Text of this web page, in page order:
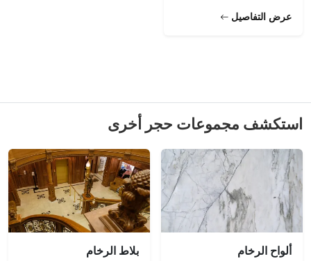
عرض التفاصيل
استكشف مجموعات حجر أخرى
ألواح الرخام بلاط الرخام